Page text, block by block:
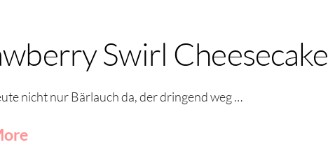
Swirl Cheesecake
nicht nur Bärlauch da, der dringend weg …